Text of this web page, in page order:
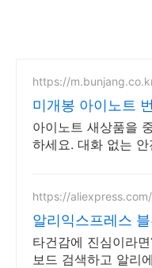
https://
미개봉 아이노트
내 최대 브랜드 중
아이노트 새상품을
하세요. 대화 없는
상의 신규 상품 업로
https://aliexpress.com/
알리익스프레스
드 내 맘에 쏙드는
타건감에 진심이라
보드 검색하고 알리